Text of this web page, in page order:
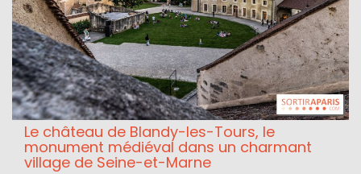
Le château de Blandy-les-Tours, le
monument médiéval dans un charmant
village de Seine-et-Marne